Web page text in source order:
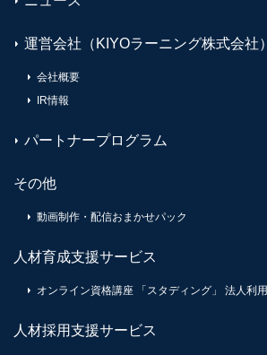
運営会社（KIYOラーニング株式会社）
会社概要
IR情報
パートナープログラム
その他
動画制作・配信おまかせパック
人材育成支援サービス
オンライン資格講座 「スタディング」 法人利用
人材採用支援サービス